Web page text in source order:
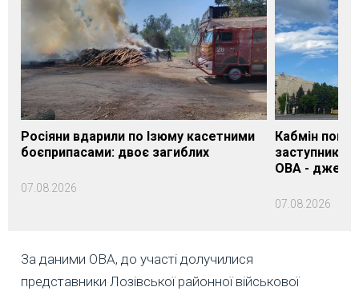
Росіяни вдарили по Ізюму касетними
боєприпасами: двоє загиблих
07.08.2026
Кабмін
заступника
ОВА -
07.08.2026
За даними ОВА, до участі долучилися
представники Лозівської районної військової